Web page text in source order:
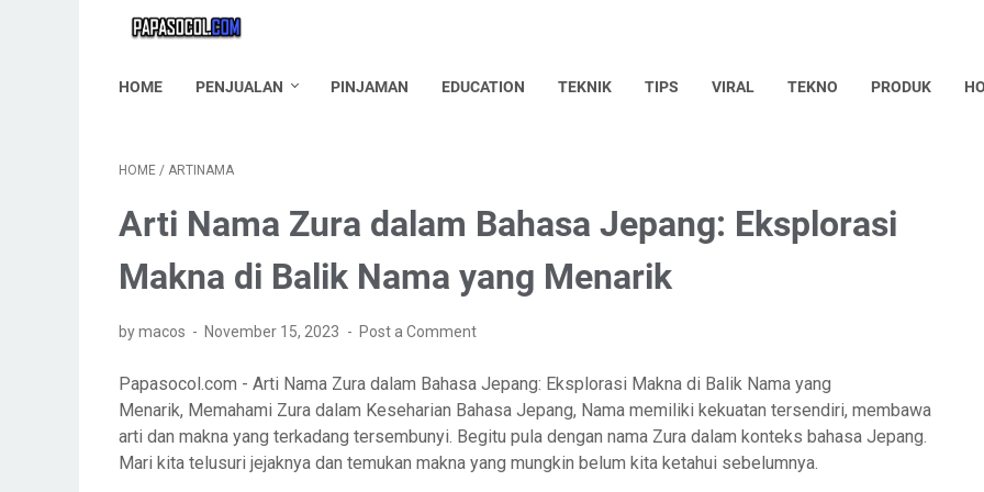
HOME PENJUALAN PINJAMAN EDUCATION TEKNIK TIPS VIRAL TEKNO PRODUK
HOME / ARTINAMA
Arti Nama Zura dalam Bahasa Jepang: Eksplorasi
Makna di Balik Nama yang Menarik
by macos November 15, 2023 Post a Comment
Papasocol.com - Arti Nama Zura dalam Bahasa Jepang: Eksplorasi Makna di Balik Nama yang
Menarik, Memahami Zura dalam Keseharian Bahasa Jepang, Nama memiliki kekuatan tersendiri, membawa
arti dan makna yang terkadang tersembunyi. Begitu pula dengan nama Zura dalam konteks bahasa Jepang.
Mari kita telusuri jejaknya dan temukan makna yang mungkin belum kita ketahui sebelumnya.